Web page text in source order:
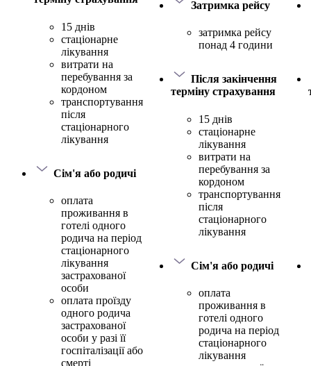
15 днів
стаціонарне
лікування
витрати на
перебування за
кордоном
транспортування
після
стаціонарного
лікування
Сім'я або родичі
оплата
проживання в
готелі одного
родича на період
стаціонарного
лікування
застрахованої
особи
оплата проїзду
одного родича
застрахованої
особи у разі її
госпіталізації або
смерті
Затримка рейсу
затримка рейсу
понад 4 години
Після закінчення
терміну страхування
15 днів
стаціонарне
лікування
витрати на
перебування за
кордоном
транспортування
після
стаціонарного
лікування
Сім'я або родичі
оплата
проживання в
готелі одного
родича на період
стаціонарного
лікування